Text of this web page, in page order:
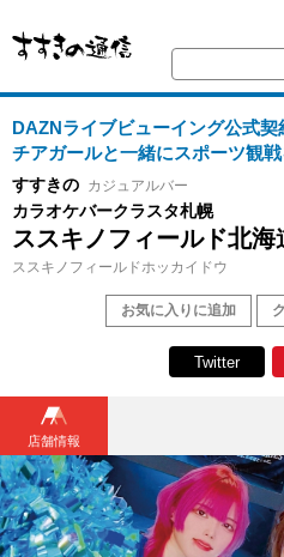
DAZNライブビューイング公式契
チアガールと一緒にスポーツ観
すすきの カジュアルバー
カラオケバークラスタ札幌
ススキノフィールド北海
ススキノフィールドホッカイドウ
お気に入りに追加
Twitter
店舗情報